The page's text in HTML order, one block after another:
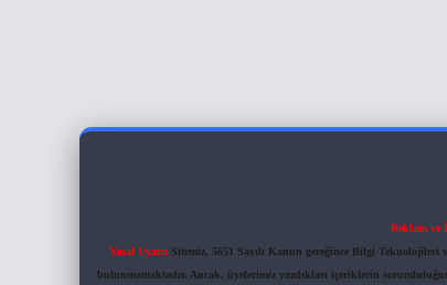
Reklam ve
Yasal Uyarı: Sitemiz, 5651 Sayılı Kanun gereğince Bilgi
bulunmamaktadır. Ancak, üyelerimiz yazdıkları içeriklerin